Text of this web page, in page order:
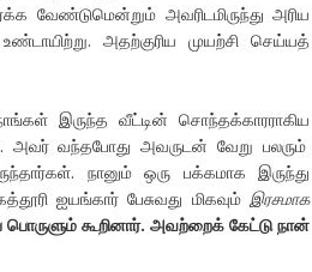
வேண்டுமென்றும் அவரிடமிருந்து அரிய
அதற்குரிய முயற்சி செய்யத்
இருந்த வீட்டின் சொந்தக்காரராகிய
அவர் வந்தபோது அவருடன் வேறு பலரும்
நானும் ஒரு பக்கமாக இருந்து
ஐயங்கார் பேசுவது மிகவும் இரசமாக
கூறினார். அவற்றைக் கேட்டு நான்